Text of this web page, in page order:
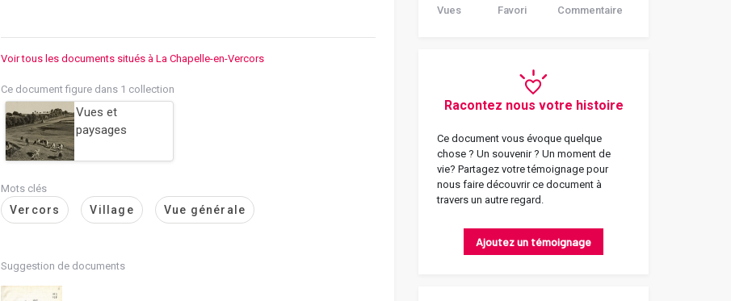
Voir tous les documents situés à La Chapelle-en-Vercors
Ce document figure dans 1 collection
Vues et
paysages
Mots clés
Vercors Village Vue générale
Suggestion de documents
Vues Favori Commentaire
Racontez nous votre histoire
Ce document vous évoque quelque
chose ? Un souvenir ? Un moment de
vie? Partagez votre témoignage pour
nous faire découvrir ce document à
travers un autre regard.
Ajoutez un témoignage